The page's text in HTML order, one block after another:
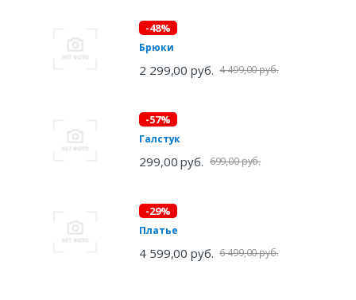
-48%
Брюки
2 299,00 руб. 4 499,00 руб.
-57%
Галстук
299,00 руб. 699,00 руб.
-29%
Платье
4 599,00 руб. 6 499,00 руб.